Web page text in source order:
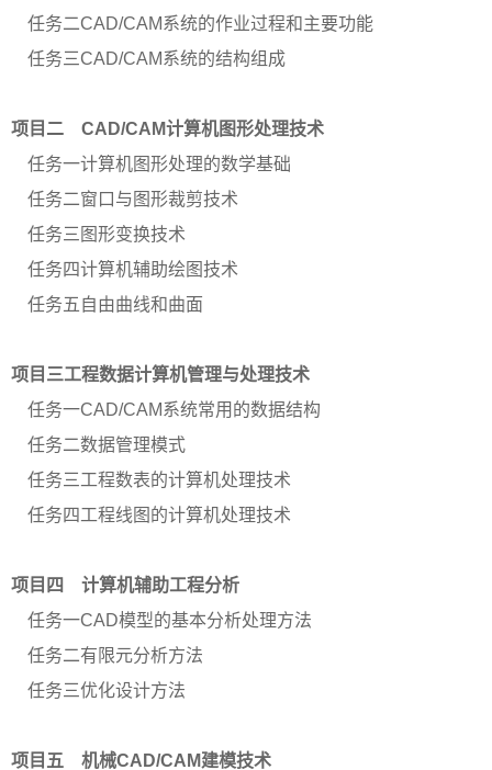
任务二CAD/CAM系统的作业过程和主要功能
任务三CAD/CAM系统的结构组成
项目二 CAD/CAM计算机图形处理技术
任务一计算机图形处理的数学基础
任务二窗口与图形裁剪技术
任务三图形变换技术
任务四计算机辅助绘图技术
任务五自由曲线和曲面
项目三工程数据计算机管理与处理技术
任务一CAD/CAM系统常用的数据结构
任务二数据管理模式
任务三工程数表的计算机处理技术
任务四工程线图的计算机处理技术
项目四 计算机辅助工程分析
任务一CAD模型的基本分析处理方法
任务二有限元分析方法
任务三优化设计方法
项目五 机械CAD/CAM建模技术